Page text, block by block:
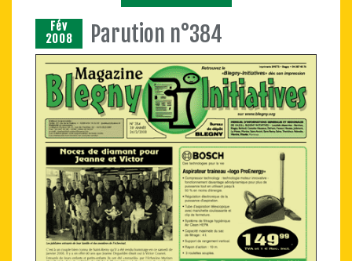
Fév
2008
Parution n°384